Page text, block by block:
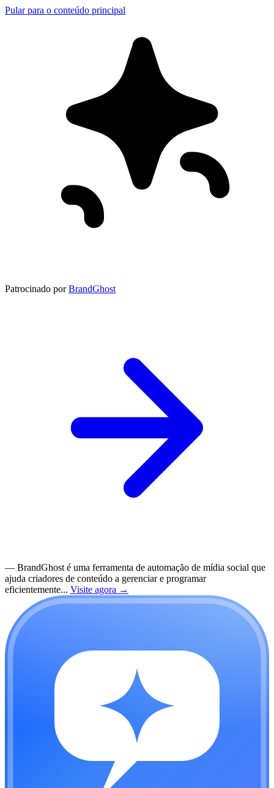
Pular para o conteúdo principal
Patrocinado por BrandGhost
— BrandGhost é uma ferramenta de automação de mídia social que
ajuda criadores de conteúdo a gerenciar e programar
eficientemente... Visite agora →